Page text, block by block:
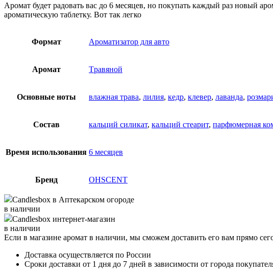
Аромат будет радовать вас до 6 месяцев, но покупать каждый раз новый
ароматическую таблетку. Вот так легко
Формат Ароматизатор для авто
Аромат Tравяной
Основные ноты влажная трава, лилия, кедр, клевер, лаванда,
Состав кальций силикат, кальций стеарит, парфюмерная
Время использования 6 месяцев
Бренд OHSCENT
Candlesbox в Аптекарском огороде
в наличии
Candlesbox интернет-магазин
в наличии
Если в магазине аромат в наличии, мы сможем доставить его вам прямо
Доставка осуществляется по России
Сроки доставки от 1 дня до 7 дней в зависимости от города